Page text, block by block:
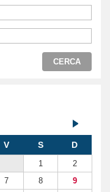
CERCA
V S D
1
2
7 8
9